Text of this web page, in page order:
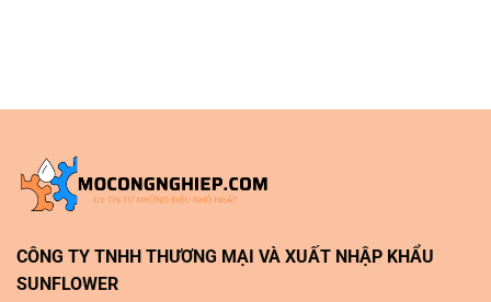
CÔNG TY TNHH THƯƠNG MẠI VÀ XUẤT NHẬP KHẨU
SUNFLOWER